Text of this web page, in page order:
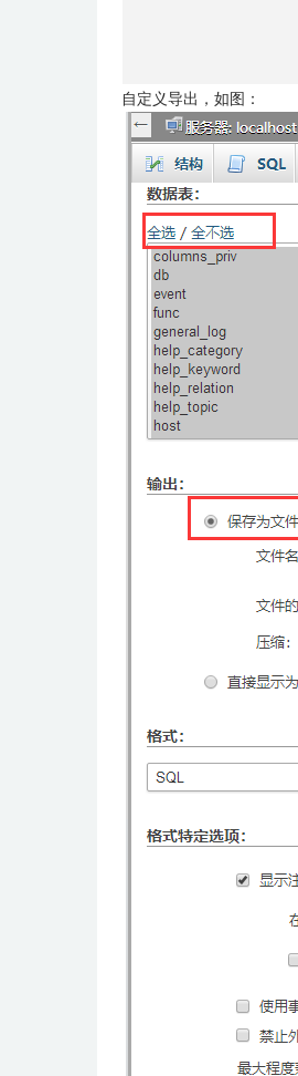
自定义导出，如图：